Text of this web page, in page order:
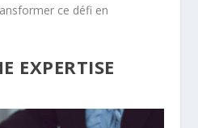
ce défi en
EXPERTISE